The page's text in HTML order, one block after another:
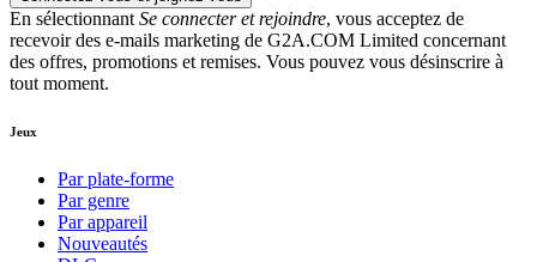
En sélectionnantSe connecter et rejoindre, vous acceptez de
recevoir des e-mails marketing de G2A.COM Limited concernant
des offres, promotions et remises. Vous pouvez vous désinscrire à
tout moment.
Jeux
Par plate-forme
Par genre
Par appareil
Nouveautés